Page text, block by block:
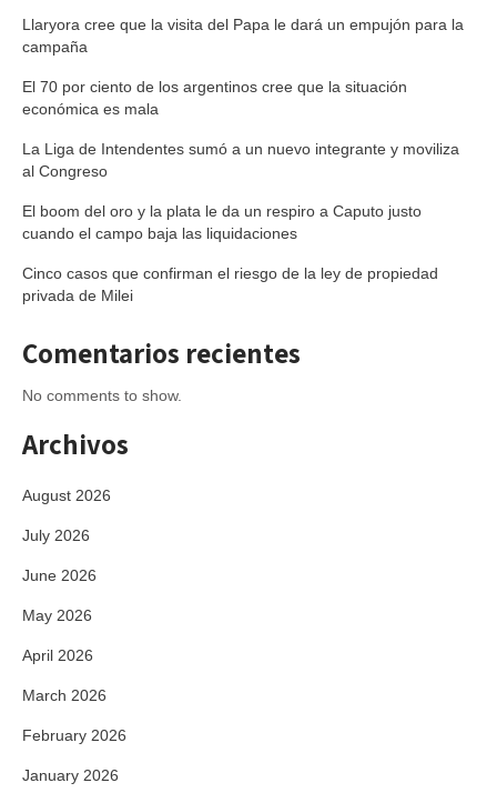
Llaryora cree que la visita del Papa le dará un empujón para la
campaña
El 70 por ciento de los argentinos cree que la situación
económica es mala
La Liga de Intendentes sumó a un nuevo integrante y moviliza
al Congreso
El boom del oro y la plata le da un respiro a Caputo justo
cuando el campo baja las liquidaciones
Cinco casos que confirman el riesgo de la ley de propiedad
privada de Milei
Comentarios recientes
No comments to show.
Archivos
August 2026
July 2026
June 2026
May 2026
April 2026
March 2026
February 2026
January 2026